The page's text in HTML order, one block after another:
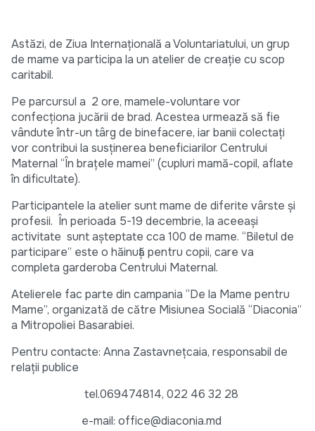
Astăzi, de Ziua Internaţională a Voluntariatului, un grup
de mame va participa la un atelier de creaţie cu scop
caritabil.
Pe parcursul a 2 ore, mamele-voluntare vor
confecţiona jucării de brad. Acestea urmează să fie
vândute într-un târg de binefacere, iar banii colectaţi
vor contribui la susţinerea beneficiarilor Centrului
Maternal “În braţele mamei” (cupluri mamă-copil, aflate
în dificultate).
Participantele la atelier sunt mame de diferite vârste şi
profesii. În perioada 5-19 decembrie, la aceeaşi
activitate sunt aşteptate cca 100 de mame. “Biletul de
participare” este o hăinuţă pentru copii, care va
completa garderoba Centrului Maternal.
Atelierele fac parte din campania “De la Mame pentru
Mame”, organizată de către Misiunea Socială “Diaconia”
a Mitropoliei Basarabiei.
Pentru contacte: Anna Zastavneţcaia, responsabil de
relaţii publice
tel.069474814, 022 46 32 28
e-mail: office@diaconia.md